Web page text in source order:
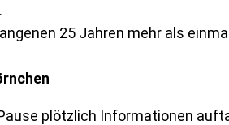
25 Jahren mehr als
plötzlich Informationen